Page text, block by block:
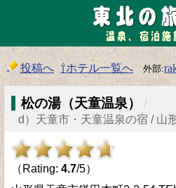
投稿へ ⇧ホテル一覧へ
松の湯（天童温泉）
/
d）天童市・天童温泉の宿 / 山
（Rating: 4.7/5）